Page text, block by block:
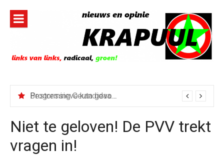
inhoud
Bestorming Ceuta gevolg van op sociale media verspreide hoax?
Niet te geloven! De PVV trekt
vragen in!